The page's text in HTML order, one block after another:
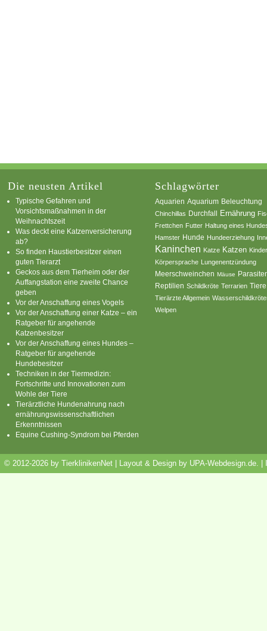
Die neusten Artikel
Typische Gefahren und
Vorsichtsmaßnahmen in der
Weihnachtszeit
Was deckt eine Katzenversicherung
ab?
So finden Haustierbesitzer einen
guten Tierarzt
Geckos aus dem Tierheim oder der
Auffangstation eine zweite Chance
geben
Vor der Anschaffung eines Vogels
Vor der Anschaffung einer Katze – ein
Ratgeber für angehende
Katzenbesitzer
Vor der Anschaffung eines Hundes –
Ratgeber für angehende
Hundebesitzer
Techniken in der Tiermedizin:
Fortschritte und Innovationen zum
Wohle der Tiere
Tierärztliche Hundenahrung nach
ernährungswissenschaftlichen
Erkenntnissen
Equine Cushing-Syndrom bei Pferden
Schlagwörter
Aquarien Aquarium Beleuchtung
Chinchillas Durchfall Ernährung
Frettchen Futter Haltung eines
Hamster Hunde Hundeerziehung
Kaninchen Katze Katzen
Körpersprache Lungenentzündung
Meerschweinchen Mäuse
Reptilien Schildkröte Terrarien Tiere
Tierärzte Allgemein
Welpen
© 2012-2026 by TierklinikenNet | Layout & Design by UPA-Webdesign.de.